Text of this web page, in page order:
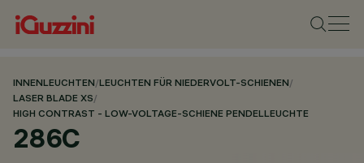
INNENLEUCHTEN/LEUCHTEN FÜR NIEDERVOLT-SCHIENEN/
LASER BLADE XS/
HIGH CONTRAST - LOW-VOLTAGE-SCHIENE PENDELLEUCHTE
286C